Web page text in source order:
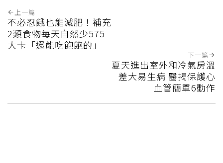
上一篇
不必忍餓也能減肥！補充
2類食物每天自然少575
大卡「還能吃飽飽的」
下一篇
夏天進出室外和冷氣房溫
差大易生病 醫揭保護心
血管簡單6動作